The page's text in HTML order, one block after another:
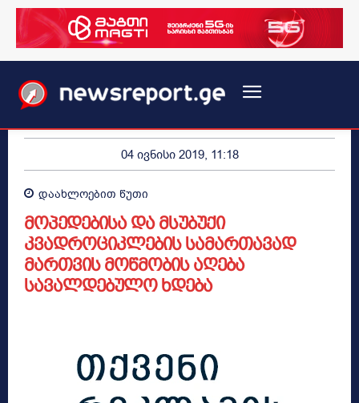
04 ივნისი 2019, 11:18
დაახლოებით წუთი
მოპედებისა და მსუბუქი
კვადროციკლების სამართავად
მართვის მოწმობის აღება
სავალდებულო ხდება